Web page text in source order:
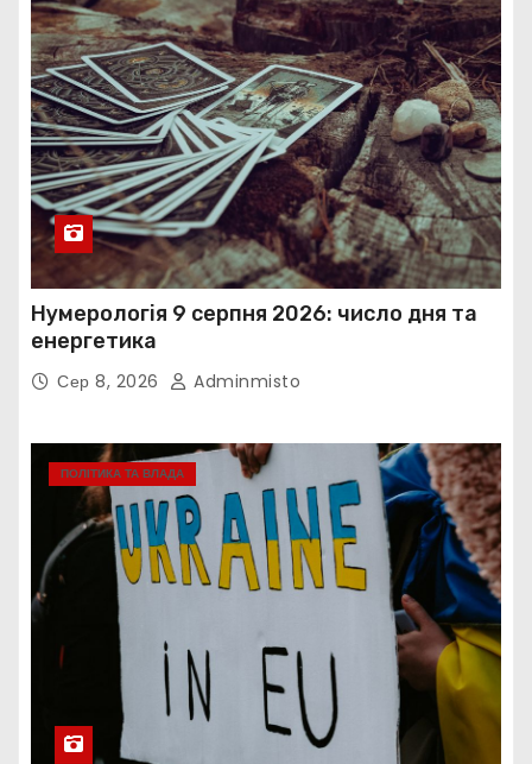
Нумерологія 9 серпня 2026: число дня та
енергетика
Сер 8, 2026 Adminmisto
ПОЛІТИКА ТА ВЛАДА